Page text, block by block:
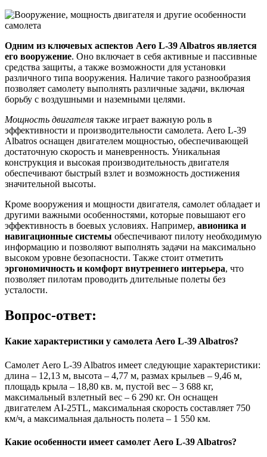
Одним из ключевых аспектов Aero L-39 Albatros является
его вооружение. Оно включает в себя активные и пассивные
средства защиты, а также возможности для установки
различного типа вооружения. Наличие такого разнообразия
позволяет самолету выполнять различные задачи, включая
борьбу с воздушными и наземными целями.
Мощность двигателя также играет важную роль в
эффективности и производительности самолета. Aero L-39
Albatros оснащен двигателем мощностью, обеспечивающей
достаточную скорость и маневренность. Уникальная
конструкция и высокая производительность двигателя
обеспечивают быстрый взлет и возможность достижения
значительной высоты.
Кроме вооружения и мощности двигателя, самолет обладает и
другими важными особенностями, которые повышают его
эффективность в боевых условиях. Например, авионика и
навигационные системы обеспечивают пилоту необходимую
информацию и позволяют выполнять задачи на максимально
высоком уровне безопасности. Также стоит отметить
эргономичность и комфорт внутреннего интерьера, что
позволяет пилотам проводить длительные полеты без
усталости.
Вопрос-ответ:
Какие характеристики у самолета Aero L-39 Albatros?
Самолет Aero L-39 Albatros имеет следующие характеристики:
длина – 12,13 м, высота – 4,77 м, размах крыльев – 9,46 м,
площадь крыла – 18,80 кв. м, пустой вес – 3 688 кг,
максимальный взлетный вес – 6 290 кг. Он оснащен
двигателем AI-25TL, максимальная скорость составляет 750
км/ч, а максимальная дальность полета – 1 550 км.
Какие особенности имеет самолет Aero L-39 Albatros?